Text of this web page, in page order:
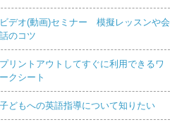
デオ(動画)セミナー 模擬レッスンや会
のコツ
リントアウトしてすぐに利用できるワ
クシート
どもへの英語指導について知りたい